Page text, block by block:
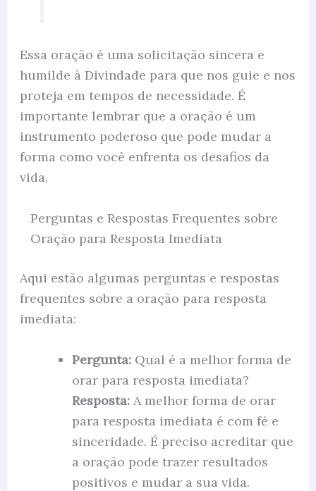
Essa oração é uma solicitação sincera e
humilde à Divindade para que nos guie e nos
proteja em tempos de necessidade. É
importante lembrar que a oração é um
instrumento poderoso que pode mudar a
forma como você enfrenta os desafios da
vida.
Perguntas e Respostas Frequentes sobre
Oração para Resposta Imediata
Aqui estão algumas perguntas e respostas
frequentes sobre a oração para resposta
imediata:
Pergunta:Qual é a melhor forma de
orar para resposta imediata?
Resposta:A melhor forma de orar
para resposta imediata é com fé e
sinceridade. É preciso acreditar que
a oração pode trazer resultados
positivos e mudar a sua vida.